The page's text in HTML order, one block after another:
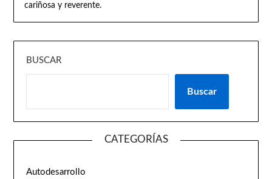
cariñosa y reverente.
BUSCAR
Buscar
CATEGORÍAS
Autodesarrollo